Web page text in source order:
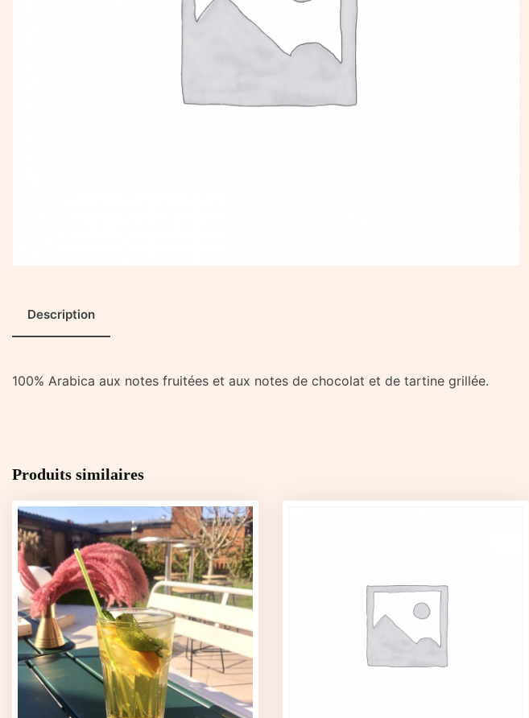
Description
100% Arabica aux notes fruitées et aux notes de chocolat et de tartine grillée.
Produits similaires